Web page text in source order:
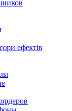
ефектів